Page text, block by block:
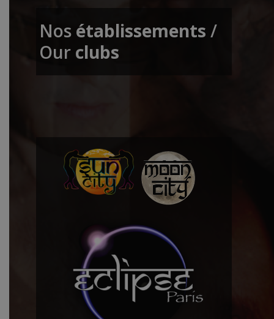
Nos établissements /
Our clubs